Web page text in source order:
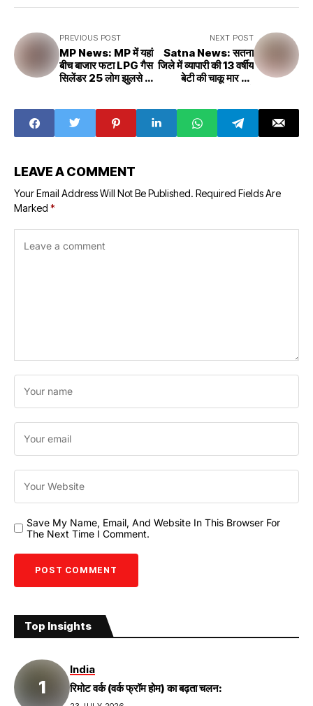
PREVIOUS POST
MP News: MP में यहां
बीच बाजार फटा LPG गैस
सिलेंडर 25 लोग झुलसे 14
लपटे
NEXT POST
Satna News: सतना
जिले में व्यापारी की 13 वर्षीय
बेटी की चाकू मार कर
LEAVE A COMMENT
Your Email Address Will Not Be Published. Required Fields Are
Marked *
Save My Name, Email, And Website In This Browser For
The Next Time I Comment.
Top Insights
India
रिमोट वर्क (वर्क फ्रॉम होम) का बढ़ता चलन: